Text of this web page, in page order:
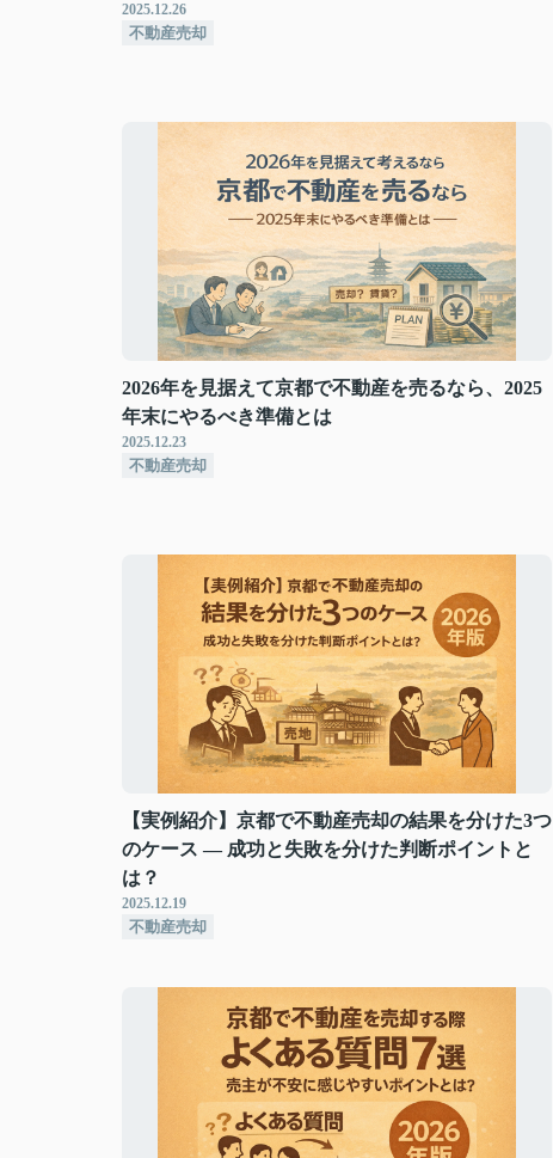
2025.12.26
不動産売却
2026年を見据えて京都で不動産を売るなら、2025
年末にやるべき準備とは
2025.12.23
不動産売却
【実例紹介】京都で不動産売却の結果を分けた3つ
のケース ― 成功と失敗を分けた判断ポイントと
は？
2025.12.19
不動産売却